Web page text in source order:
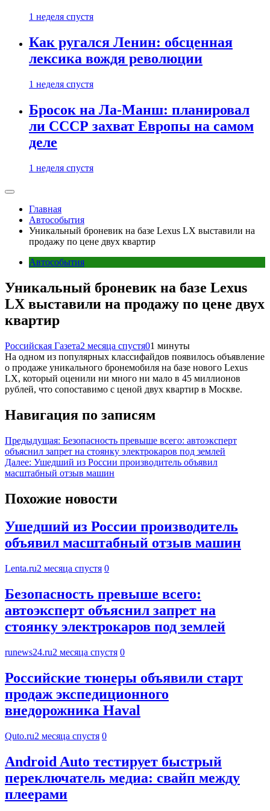
1 неделя спустя
Как ругался Ленин: обсценная
лексика вождя революции
1 неделя спустя
Бросок на Ла-Манш: планировал
ли СССР захват Европы на самом
деле
1 неделя спустя
Главная
Автособытия
Уникальный броневик на базе Lexus LX выставили на
продажу по цене двух квартир
Автособытия
Уникальный броневик на базе Lexus
LX выставили на продажу по цене двух
квартир
Российская Газета2 месяца спустя01 минуты
На одном из популярных классифайдов появилось объявление
о продаже уникального бронемобиля на базе нового Lexus
LX, который оценили ни много ни мало в 45 миллионов
рублей, что сопоставимо с ценой двух квартир в Москве.
Навигация по записям
Предыдущая: Безопасность превыше всего: автоэксперт
объяснил запрет на стоянку электрокаров под землей
Далее: Ушедший из России производитель объявил
масштабный отзыв машин
Похожие новости
Ушедший из России производитель
объявил масштабный отзыв машин
Lenta.ru2 месяца спустя 0
Безопасность превыше всего:
автоэксперт объяснил запрет на
стоянку электрокаров под землей
runews24.ru2 месяца спустя 0
Российские тюнеры объявили старт
продаж экспедиционного
внедорожника Haval
Quto.ru2 месяца спустя 0
Android Auto тестирует быстрый
переключатель медиа: свайп между
плеерами